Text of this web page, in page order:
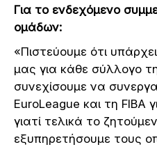
Για το ενδεχόμενο
ομάδων:
«Πιστεύουμε ότι
μας για κάθε σύλλογο
συνεχίσουμε να
EuroLeague και τη FIBA
γιατί τελικά το
εξυπηρετήσουμε τους